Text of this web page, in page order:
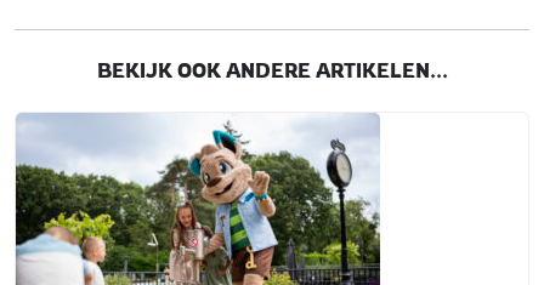
BEKIJK OOK ANDERE ARTIKELEN...